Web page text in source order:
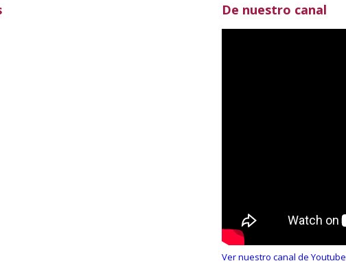
De nuestro canal
Ver nuestro canal de Youtube